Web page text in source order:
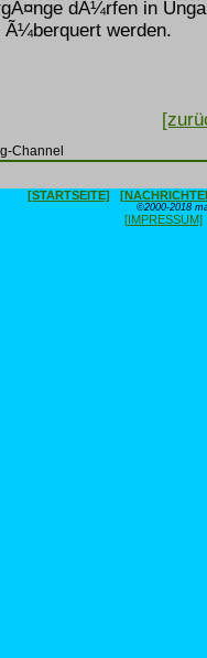
dÃ¼rfen in
werden.
Channel
[STARTSEITE]
©2000-2018
[IMPRESSUM]